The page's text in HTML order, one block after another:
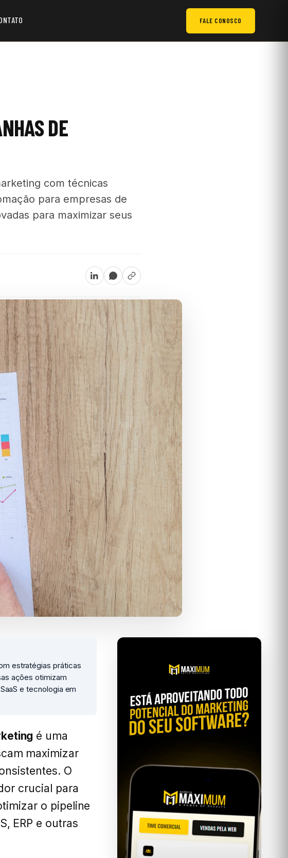
FALE CONOSCO
DE
com técnicas
para empresas de
para maximizar seus
estratégias práticas
ações otimizam
e tecnologia em
é uma
maximizar
O
crucial para
o pipeline
ERP e outras